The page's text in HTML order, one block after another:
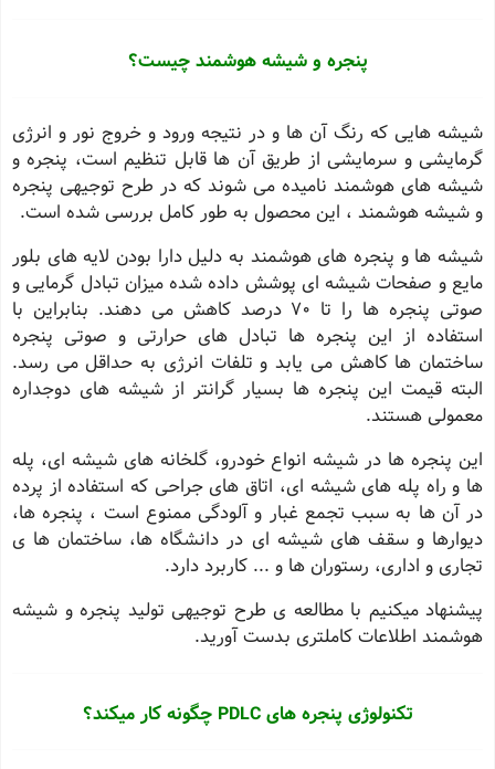
پنجره و شیشه هوشمند چیست؟
شیشه هایی که رنگ آن ها و در نتیجه ورود و خروج نور و انرژی
گرمایشی و سرمایشی از طریق آن ها قابل تنظیم است، پنجره و
شیشه های هوشمند نامیده می شوند که در طرح توجیهی پنجره
و شیشه هوشمند ، این محصول به طور کامل بررسی شده است.
شیشه ها و پنجره های هوشمند به دلیل دارا بودن لایه های بلور
مایع و صفحات شیشه ای پوشش داده شده میزان تبادل گرمایی و
صوتی پنجره ها را تا 70 درصد کاهش می دهند. بنابراین با
استفاده از این پنجره ها تبادل های حرارتی و صوتی پنجره
ساختمان ها کاهش می یابد و تلفات انرژی به حداقل می رسد.
البته قیمت این پنجره ها بسیار گرانتر از شیشه های دوجداره
معمولی هستند.
این پنجره ها در شیشه انواع خودرو، گلخانه های شیشه ای، پله
ها و راه پله های شیشه ای، اتاق های جراحی که استفاده از پرده
در آن ها به سبب تجمع غبار و آلودگی ممنوع است ، پنجره ها،
دیوارها و سقف های شیشه ای در دانشگاه ها، ساختمان ها ی
تجاری و اداری، رستوران ها و ... کاربرد دارد.
پیشنهاد میکنیم با مطالعه ی طرح توجیهی تولید پنجره و شیشه
هوشمند اطلاعات کاملتری بدست آورید.
تکنولوژی پنجره هایPDLC چگونه کار میکند؟